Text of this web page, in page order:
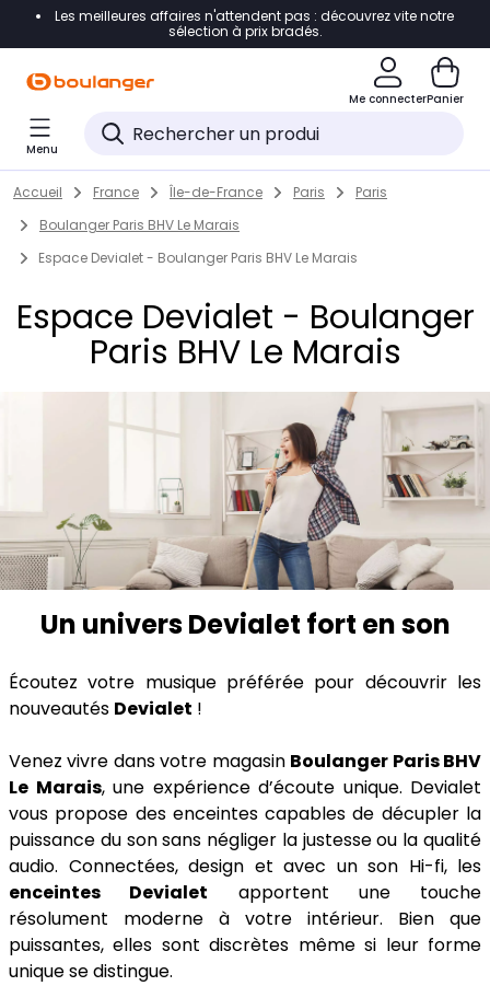
Accéder directement à la navigation
Accéder directement au pied de page
Accéder directement au chatbot
Les meilleures affaires n'attendent pas : découvrez vite notre
sélection à prix bradés.
Me connecterPanier
Menu
Skip to content
Return to Nav
Accueil France Île-de-France Paris
Paris
Boulanger Paris BHV Le Marais
Espace Devialet - Boulanger Paris BHV Le Marais
Espace Devialet - Boulanger
Paris BHV Le Marais
Un univers Devialet fort en son
Écoutez votre musique préférée pour découvrir les
nouveautés Devialet !
Venez vivre dans votre magasin Boulanger Paris BHV
Le Marais, une expérience d’écoute unique. Devialet
vous propose des enceintes capables de décupler la
puissance du son sans négliger la justesse ou la qualité
audio. Connectées, design et avec un son Hi-fi, les
enceintes Devialet apportent une touche
résolument moderne à votre intérieur. Bien que
puissantes, elles sont discrètes même si leur forme
unique se distingue.